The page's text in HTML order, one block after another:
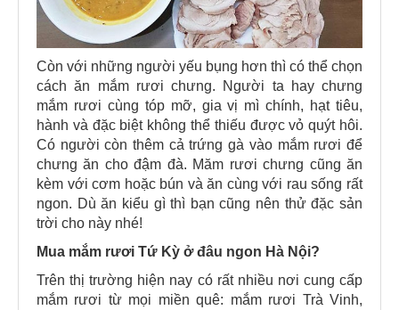
Còn với những người yếu bụng hơn thì có thể chọn
cách ăn mắm rươi chưng. Người ta hay chưng
mắm rươi cùng tóp mỡ, gia vị mì chính, hạt tiêu,
hành và đặc biệt không thể thiếu được vỏ quýt hôi.
Có người còn thêm cả trứng gà vào mắm rươi để
chưng ăn cho đậm đà. Măm rươi chưng cũng ăn
kèm với cơm hoặc bún và ăn cùng với rau sống rất
ngon. Dù ăn kiểu gì thì bạn cũng nên thử đặc sản
trời cho này nhé!
Mua mắm rươi Tứ Kỳ ở đâu ngon Hà Nội?
Trên thị trường hiện nay có rất nhiều nơi cung cấp
mắm rươi từ mọi miền quê: mắm rươi Trà Vinh,